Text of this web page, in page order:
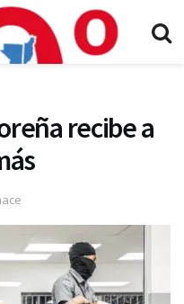
recibe a